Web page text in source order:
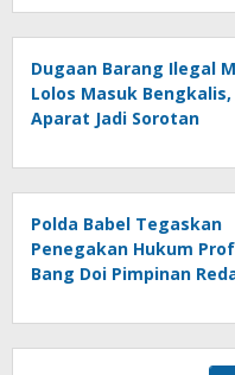
Dugaan Barang Ilegal
Lolos Masuk
Aparat Jadi Sorotan
Polda Babel Tegaskan
Penegakan Hukum
Bang Doi Pimpinan
Dua Kali Tak Hadiri